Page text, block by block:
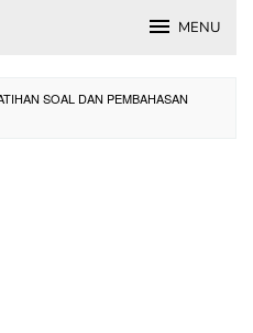
MENU
SOAL DAN PEMBAHASAN